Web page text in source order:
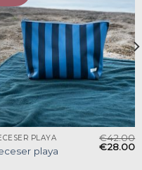
PLAYA
playa
€42.00
€28.00